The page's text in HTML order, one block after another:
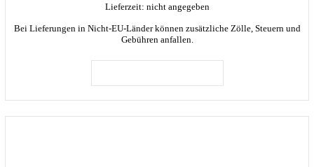
Lieferzeit: nicht angegeben
Bei Lieferungen in Nicht-EU-Länder können zusätzliche Zölle, Steuern und
Gebühren anfallen.